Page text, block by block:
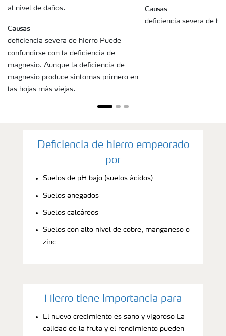
al nivel de daños.
Causas
deficiencia severa de hierro Puede
confundirse con la deficiencia de
magnesio. Aunque la deficiencia de
magnesio produce síntomas primero en
las hojas más viejas.
Causas
deficiencia severa de
Deficiencia de hierro empeorado
por
Suelos de pH bajo (suelos ácidos)
Suelos anegados
Suelos calcáreos
Suelos con alto nivel de cobre, manganeso o
zinc
Hierro tiene importancia para
El nuevo crecimiento es sano y vigoroso La
calidad de la fruta y el rendimiento pueden